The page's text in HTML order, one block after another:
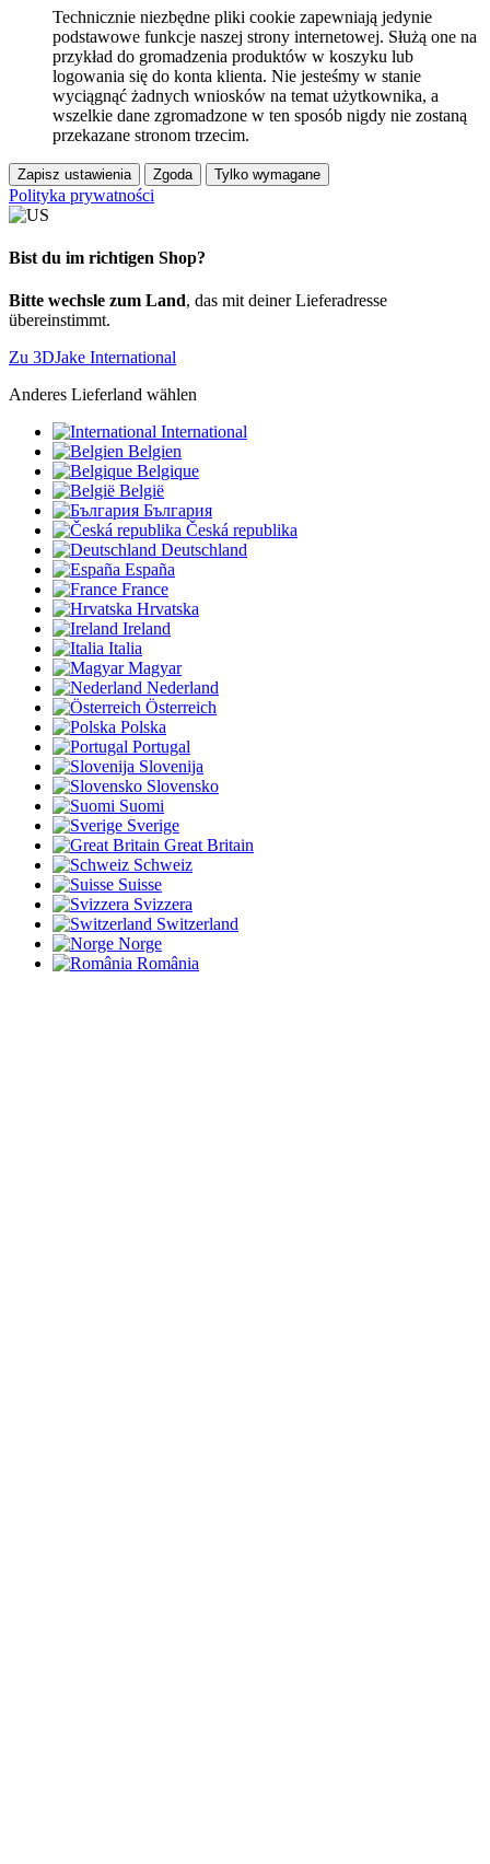
Technicznie niezbędne pliki cookie zapewniają jedynie
podstawowe funkcje naszej strony internetowej. Służą one na
przykład do gromadzenia produktów w koszyku lub
logowania się do konta klienta. Nie jesteśmy w stanie
wyciągnąć żadnych wniosków na temat użytkownika, a
wszelkie dane zgromadzone w ten sposób nigdy nie zostaną
przekazane stronom trzecim.
Zapisz ustawienia Zgoda Tylko wymagane
Polityka prywatności
Bist du im richtigen Shop?
Bitte wechsle zum Land, das mit deiner Lieferadresse
übereinstimmt.
Zu 3DJake International
Anderes Lieferland wählen
International
Belgien
Belgique
België
България
Česká republika
Deutschland
España
France
Hrvatska
Ireland
Italia
Magyar
Nederland
Österreich
Polska
Portugal
Slovenija
Slovensko
Suomi
Sverige
Great Britain
Schweiz
Suisse
Svizzera
Switzerland
Norge
România